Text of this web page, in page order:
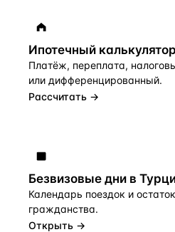
Ипотечный калькулятор
Платёж, переплата,
или дифференцированный.
Рассчитать →
Безвизовые дни в
Календарь поездок и
гражданства.
Открыть →